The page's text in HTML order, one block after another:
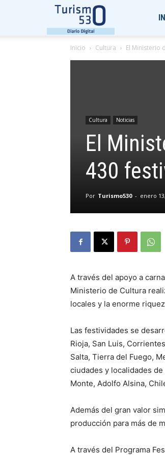
Inicio Cultura El Ministerio
Cultura Noticias
El
430
Por Turismo530 - enero
A través del apoyo a
Ministerio de Cultura
locales y la enorme
Las festividades se
Rioja, San Luis,
Salta, Tierra del Fuego,
ciudades y localidades
Monte, Adolfo Alsina,
Además del gran valor
producción para más de
A través del Programa